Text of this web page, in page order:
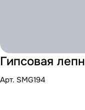
Гипсовая
Арт. SMG194